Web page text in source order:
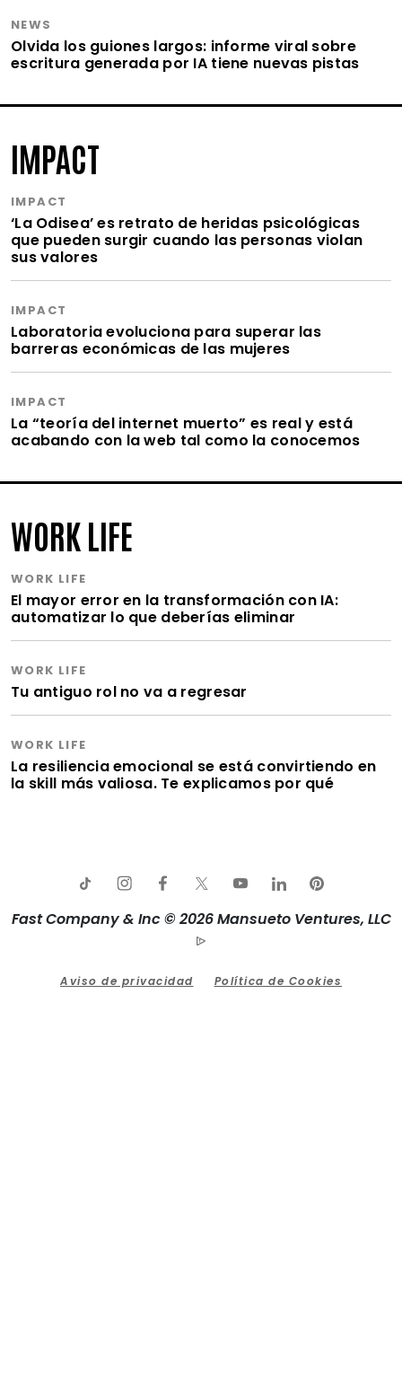
NEWS
Olvida los guiones largos: informe viral sobre
escritura generada por IA tiene nuevas pistas
IMPACT
IMPACT
‘La Odisea’ es retrato de heridas psicológicas
que pueden surgir cuando las personas violan
sus valores
IMPACT
Laboratoria evoluciona para superar las
barreras económicas de las mujeres
IMPACT
La “teoría del internet muerto” es real y está
acabando con la web tal como la conocemos
WORK LIFE
WORK LIFE
El mayor error en la transformación con IA:
automatizar lo que deberías eliminar
WORK LIFE
Tu antiguo rol no va a regresar
WORK LIFE
La resiliencia emocional se está convirtiendo en
la skill más valiosa. Te explicamos por qué
Fast Company & Inc © 2026 Mansueto Ventures, LLC
Aviso de privacidad Política de Cookies